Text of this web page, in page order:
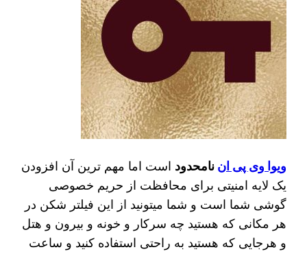
ویوا وی پی ان نامحدود است اما مهم ترین آن افزودن
یک لایه امنیتی برای محافظت از حریم خصوصی
گوشی شما است و شما میتونید از این فیلتر شکن در
هر مکانی که هستید چه سرکار و خونه و بیرون و هتل
و هرجایی که هستید به راحتی استفاده کنید و ساعت